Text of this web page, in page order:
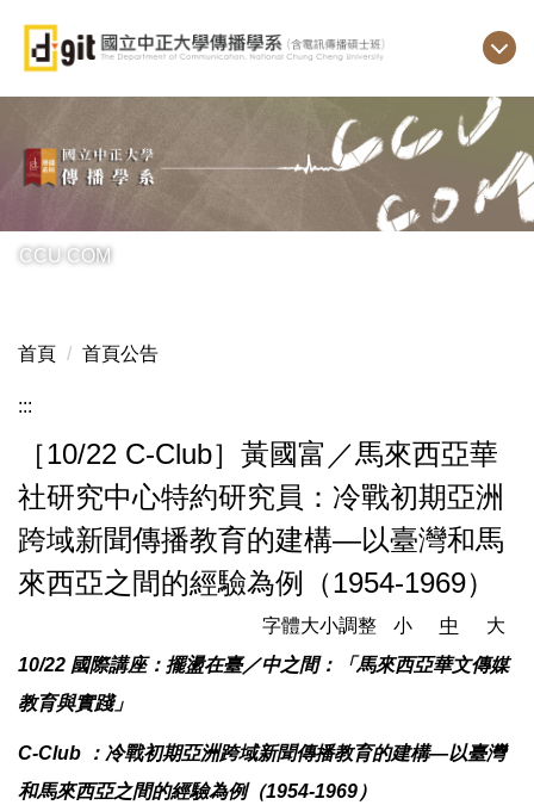
主
區
CCU COM
首頁 首頁公告
:::
［10/22 C-Club］黃國富／馬來西亞華
社研究中心特約研究員：冷戰初期亞洲
跨域新聞傳播教育的建構—以臺灣和馬
來西亞之間的經驗為例（1954-1969）
字體大小調整 小 中
大
10/22 國際講座：擺盪在臺／中之間：「馬來西亞華文傳媒
教育與實踐」
C-Club ：冷戰初期亞洲跨域新聞傳播教育的建構—以臺灣
和馬來西亞之間的經驗為例（1954-1969）